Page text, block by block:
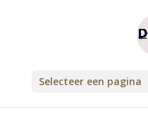
Selecteer een pagina